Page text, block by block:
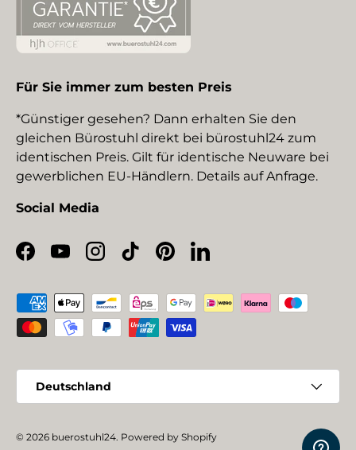
Für Sie immer zum besten Preis
*Günstiger gesehen? Dann erhalten Sie den
gleichen Bürostuhl direkt bei bürostuhl24 zum
identischen Preis. Gilt für identische Neuware bei
gewerblichen EU-Händlern. Details auf Anfrage.
Social Media
Facebook
YouTubeInstagram
TikTokPinterestLinkedIn
Zahlungsmethoden
Deutschland
© 2026 buerostuhl24. Powered by Shopify